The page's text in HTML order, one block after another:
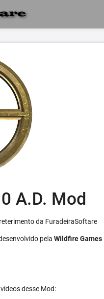
A.D. Mod
da FuradeiraSoftare
pela Wildfire Games
desse Mod: